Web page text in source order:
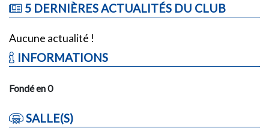
5 DERNIÈRES ACTUALITÉS DU CLUB
Aucune actualité !
INFORMATIONS
Fondé en 0
SALLE(S)